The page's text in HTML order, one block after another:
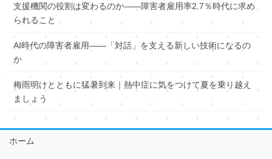
支援機関の役割は変わるのか――障害者雇用率2.7％時代に求め
られること
AI時代の障害者雇用――「対話」を支える新しい技術になるの
か
梅雨明けとともに猛暑到来｜熱中症に気をつけて夏を乗り越え
ましょう
ホーム